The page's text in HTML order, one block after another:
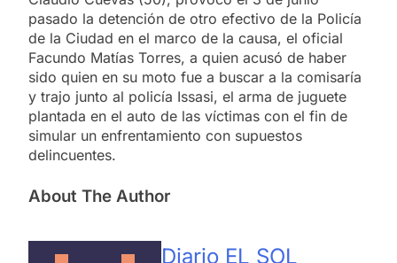
pasado la detención de otro efectivo de la Policía
de la Ciudad en el marco de la causa, el oficial
Facundo Matías Torres, a quien acusó de haber
sido quien en su moto fue a buscar a la comisaría
y trajo junto al policía Issasi, el arma de juguete
plantada en el auto de las víctimas con el fin de
simular un enfrentamiento con supuestos
delincuentes.
About The Author
Diario EL SOL